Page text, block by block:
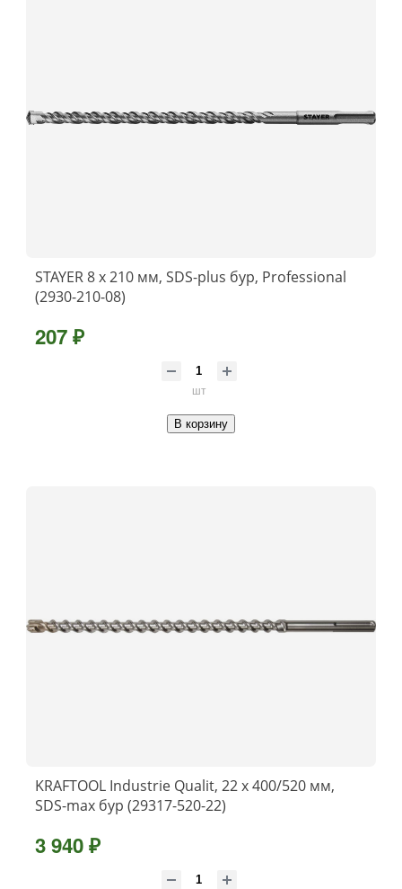
STAYER 8 x 210 мм, SDS-plus бур, Professional
(2930-210-08)
207 ₽
шт
В корзину
KRAFTOOL Industrie Qualit, 22 x 400/520 мм,
SDS-max бур (29317-520-22)
3 940 ₽